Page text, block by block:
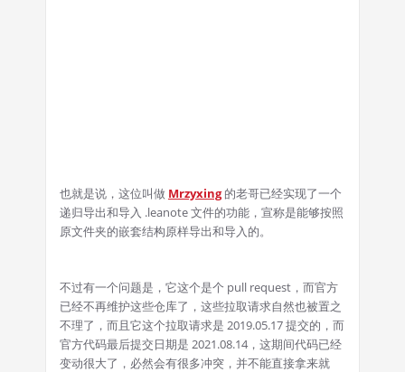
也就是说，这位叫做 Mrzyxing 的老哥已经实现了一个
递归导出和导入 .leanote 文件的功能，宣称是能够按照
原文件夹的嵌套结构原样导出和导入的。
不过有一个问题是，它这个是个 pull request，而官方
已经不再维护这些仓库了，这些拉取请求自然也被置之
不理了，而且它这个拉取请求是 2019.05.17 提交的，而
官方代码最后提交日期是 2021.08.14，这期间代码已经
变动很大了，必然会有很多冲突，并不能直接拿来就